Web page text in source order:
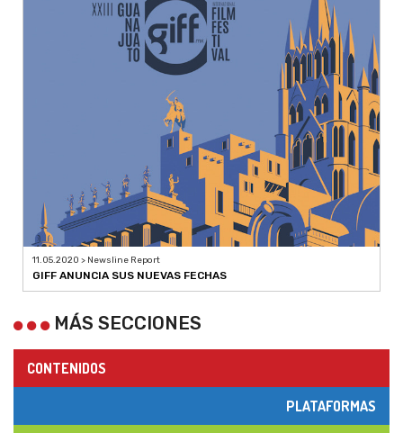
11.05.2020 > Newsline Report
GIFF ANUNCIA SUS NUEVAS FECHAS
MÁS SECCIONES
CONTENIDOS
PLATAFORMAS